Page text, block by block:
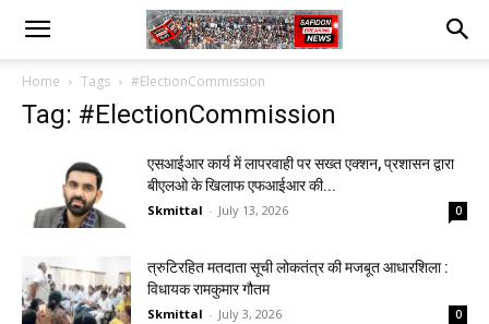
Home Tags #ElectionCommission
Tag: #ElectionCommission
एसआईआर कार्य में लापरवाही पर सख्त एक्शन, प्रशासन द्वारा
बीएलओ के खिलाफ एफआईआर की...
Skmittal - July 13, 2026 0
त्रुटिरहित मतदाता सूची लोकतंत्र की मजबूत आधारशिला :
विधायक रामकुमार गौतम
Skmittal - July 3, 2026 0